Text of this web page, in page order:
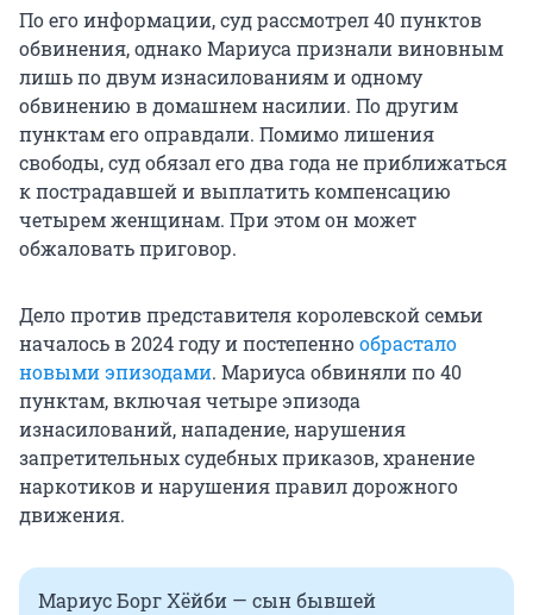
По его информации, суд рассмотрел 40 пунктов
обвинения, однако Мариуса признали виновным
лишь по двум изнасилованиям и одному
обвинению в домашнем насилии. По другим
пунктам его оправдали. Помимо лишения
свободы, суд обязал его два года не приближаться
к пострадавшей и выплатить компенсацию
четырем женщинам. При этом он может
обжаловать приговор.
Дело против представителя королевской семьи
началось в 2024 году и постепеннообрастало
новыми эпизодами. Мариуса обвиняли по 40
пунктам, включая четыре эпизода
изнасилований, нападение, нарушения
запретительных судебных приказов, хранение
наркотиков и нарушения правил дорожного
движения.
Мариус Борг Хёйби — сын бывшей